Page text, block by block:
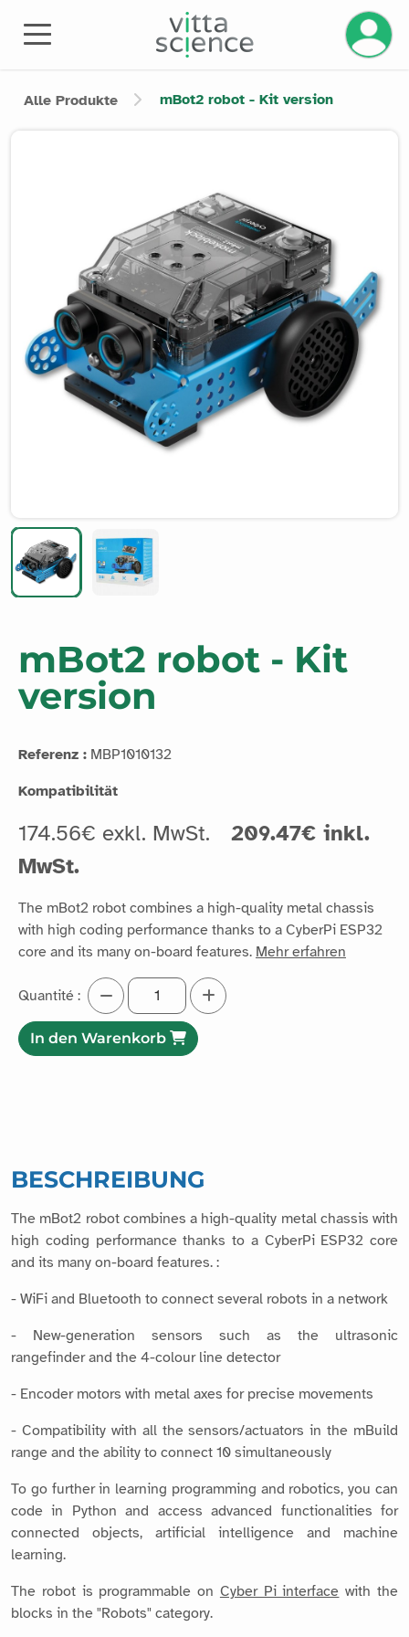
Ihr
Alle Produkte mBot2 robot - Kit version
mBot2 robot - Kit
version
Referenz : MBP1010132
Kompatibilität
174.56€ exkl. MwSt.
209.47€ inkl.
MwSt.
The mBot2 robot combines a high-quality metal chassis
with high coding performance thanks to a CyberPi ESP32
core and its many on-board features. Mehr erfahren
Quantité :
In den Warenkorb
BESCHREIBUNG
The mBot2 robot combines a high-quality metal chassis with
high coding performance thanks to a CyberPi ESP32 core
and its many on-board features. :
- WiFi and Bluetooth to connect several robots in a network
- New-generation sensors such as the ultrasonic
rangefinder and the 4-colour line detector
- Encoder motors with metal axes for precise movements
- Compatibility with all the sensors/actuators in the mBuild
range and the ability to connect 10 simultaneously
To go further in learning programming and robotics, you can
code in Python and access advanced functionalities for
connected objects, artificial intelligence and machine
learning.
The robot is programmable on Cyber Pi interface with the
blocks in the "Robots" category.